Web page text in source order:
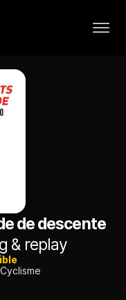
de descente
& replay
Cyclisme